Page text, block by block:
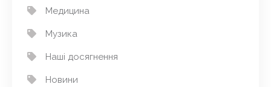
Медицина
Музика
Наші досягнення
Новини